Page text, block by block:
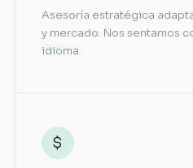
Asesoría estratégica
y mercado. Nos sentamos
idioma.
$